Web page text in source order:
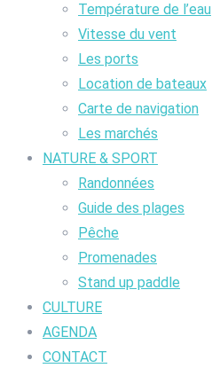
Température de l’eau
Vitesse du vent
Les ports
Location de bateaux
Carte de navigation
Les marchés
NATURE & SPORT
Randonnées
Guide des plages
Pêche
Promenades
Stand up paddle
CULTURE
AGENDA
CONTACT